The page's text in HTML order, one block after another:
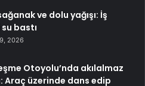
ve dolu yağışı: İş
bastı
2026
Otoyolu’nda akılalmaz
Araç üzerinde dans edip